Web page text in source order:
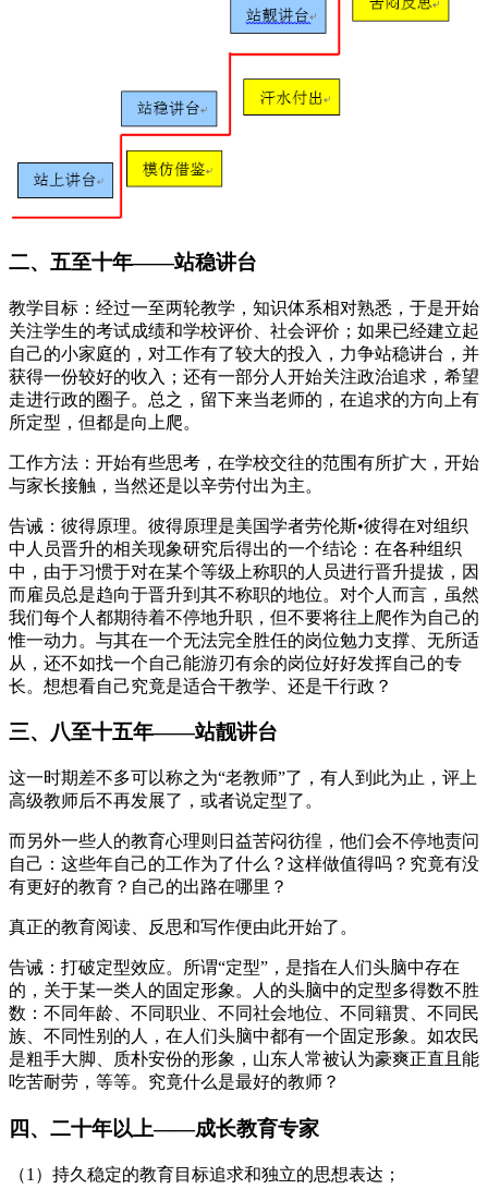
二、五至十年——站稳讲台
教学目标：经过一至两轮教学，知识体系相对熟悉，于是开始
关注学生的考试成绩和学校评价、社会评价；如果已经建立起
自己的小家庭的，对工作有了较大的投入，力争站稳讲台，并
获得一份较好的收入；还有一部分人开始关注政治追求，希望
走进行政的圈子。总之，留下来当老师的，在追求的方向上有
所定型，但都是向上爬。
工作方法：开始有些思考，在学校交往的范围有所扩大，开始
与家长接触，当然还是以辛劳付出为主。
告诫：彼得原理。彼得原理是美国学者劳伦斯•彼得在对组织
中人员晋升的相关现象研究后得出的一个结论：在各种组织
中，由于习惯于对在某个等级上称职的人员进行晋升提拔，因
而雇员总是趋向于晋升到其不称职的地位。对个人而言，虽然
我们每个人都期待着不停地升职，但不要将往上爬作为自己的
惟一动力。与其在一个无法完全胜任的岗位勉力支撑、无所适
从，还不如找一个自己能游刃有余的岗位好好发挥自己的专
长。想想看自己究竟是适合干教学、还是干行政？
三、八至十五年——站靓讲台
这一时期差不多可以称之为“老教师”了，有人到此为止，评上
高级教师后不再发展了，或者说定型了。
而另外一些人的教育心理则日益苦闷彷徨，他们会不停地责问
自己：这些年自己的工作为了什么？这样做值得吗？究竟有没
有更好的教育？自己的出路在哪里？
真正的教育阅读、反思和写作便由此开始了。
告诫：打破定型效应。所谓“定型”，是指在人们头脑中存在
的，关于某一类人的固定形象。人的头脑中的定型多得数不胜
数：不同年龄、不同职业、不同社会地位、不同籍贯、不同民
族、不同性别的人，在人们头脑中都有一个固定形象。如农民
是粗手大脚、质朴安份的形象，山东人常被认为豪爽正直且能
吃苦耐劳，等等。究竟什么是最好的教师？
四、二十年以上——成长教育专家
（1）持久稳定的教育目标追求和独立的思想表达；